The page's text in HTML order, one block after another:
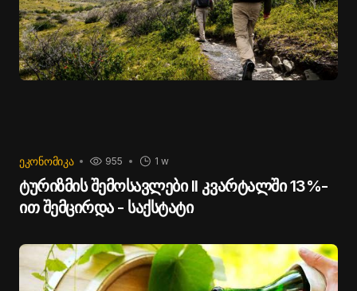
ᲔᲙᲝᲜᲝᲛᲘᲙᲐ 1 w
955
ტურიზმის შემოსავლები II კვარტალში 13%-
ით შემცირდა - საქსტატი